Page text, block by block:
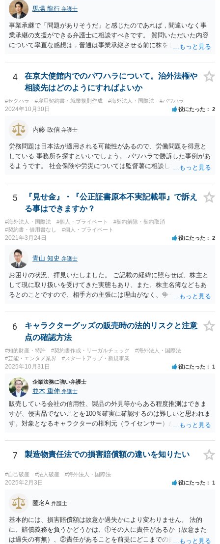
を示唆しており、本件でも同様に、指輪の返還が貴社の責任範囲外の
問題であると主張する上で参考になります。 2. 今後の対応について
相手方代理人に対し、内容証明郵便などで書面にて貴社の見解を明確
に伝えることが重要です。その書面には、以下の内容を盛り込むこと
が考えられます。 成婚料について: 円満な解決を優先する観点から、
には上記の裁判例のように、貴社に返金義務は無いと判断される可能
性が高いと思われます。）。 指輪代金について: 前述の通り、男性会
員と女性会員との間の個人間の贈与であり、貴社に法的な返金義務は
ないことを、法的根拠と共に冷静に主張する。 「刑事訴訟」との主張
に対して: 本件は、契約の履行や返金を巡る民事上の紛争であり、貴社
に当初から金銭を騙し取る意図（詐欺罪の構成要件である欺罔行為）
があったとは考えにくく、刑事事件として立件される可能性は極めて
低いと思われます。 3. 警察からの連絡について 警察は「民事不介
入」を原則としており、契約トラブルなどの個人間の紛争に介入する
ことはありません。しかし、事件性があるかどうかを判断するため
に、関係者から事情を聴くことがあります。その場合には誠実な事実
説明を行ってください。
馬場 龍行 弁護士
事業承継で「問題がありそうだ」と感じたのであれば，間違いなく事
業承継の支援ができる弁護士に相談すべきです。 質問いただいた内容
について率直な感想は，普通は事業承継させる前に株をしっかり集め
というのは無責任というほかないでしょう。 事業承継については，相
続税や贈与税を猶予する特別法な，遺留分について株式価格を遺留分
算定基礎額から控除したり価額を相続時でなく承継時に固定したりす
ることのできる特別法が定められています。 買い取る以外の方法につ
いても，株式保有割合や状況によるので，具体的に弁護士に相談され
ることをお勧めします。
4
在京大使館内でのパワハラについて。治外法権や
相談先はどのようにすればよいか
#セクハラ #雇用契約書・就業規則作成 #海外法人・国際法 #パワハラ
2024年10月30日 役にたった 2
内藤 政信 弁護士
労務問題は日本法が適用される可能性があるので、労働問題を得意と
している 事務所を探すといいでしょう。 パワハラで勝訴した事例があ
るようです。 社会保険や労災については監督薯に相談してみるといい
5
『見せ金』・『公正証書原本不実記載罪』で訴え
る事はできますか？
#海外法人・国際法 #個人・プライベート
#契約解除・契約取消
#契約書・借用書なし
#個人・プライベート
2021年3月24日 役にたった 2
青山 知史 弁護士
お困りの状況、拝見いたしました。 ご記載の経緯に照らせば、株主と
して現に取り扱いを受けてきた実態もあり、また、株主名簿などもあ
るとのことですので、相手方の主張には理由がなく、争う余地はある
主手の地位確認請求を訴訟などで実施し、正式に権利関係を明らかに
することも考えられます。 また、仮に株式の割り当てがなされていな
いとのことであれば、出資契約の前提が果たされていないことになり
ますので、債務不履行を理由に契約を解除し、100万円の返金を要求す
ることも考えられるかと思慮いたします。 この他、持ち株比率などに
もよりますが、過半数を確保できるのであれば、相手方の解任請求を
たします。 いずれの手段をとるとしても、当時のやり取りや契約内
容、相手方の主張内容などによっても、とるべき手段が異なってきま
すので、本格的に争うことをお考えであれば、関連資料をお持ちのう
え、個別に弁護士にご相談をし、対策を立てていくべきと思慮いたし
ます。
6
キャラクターグッズの販売時の法的リスクと注意
点の確認方法
#知的財産・特許 #契約書作成・リーガルチェック
#海外法人・国際法
#芸能・エンタメ業界
#スタートアップ・新規事業
2025年10月31日 役にたった 1
企業法務に強い弁護士
並木 重伸 弁護士
販売している会社の信用性、製品の外見等からある程度推測はできま
すが、侵害品でないことを100％確実に確認するのは難しいと思われま
す。対象となるキャラクターの権利元（ライセンサー）がわかるので
頼し絵を作ってもらいそれを元に工場へ作成依頼などした場合」につ
いては、作ってもらった絵がオリジナルのものであれば問題はありま
せんが（ただし絵師などから権利を得ておく必要があります。）、既
存のキャラクターやそれに類似するものであれば、その権利元から許
諾を受けない限り著作権侵害となる可能性が高いです。
7 製造物責任法での損害賠償額の違いを知りたい
#自己破産 #法人破産 #海外法人・国際法
2025年2月3日 役にたった 1
匿名A 弁護士
基本的には、損害賠償額は故意か過失かにより変わりません。 法的
に、賠償義務を負うかどうかは、①その人に責任があるか（故意また
は過失の有無）、②責任があることを前提にどこまでの責任を負うべ